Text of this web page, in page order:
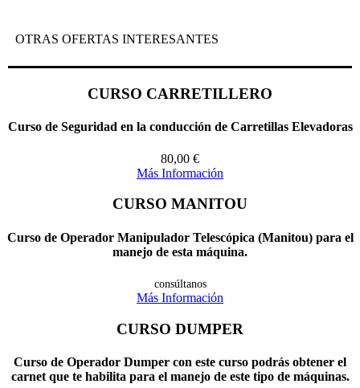
OTRAS OFERTAS INTERESANTES
CURSO CARRETILLERO
Curso de Seguridad en la conducción de Carretillas Elevadoras
80,00 €
Más Información
CURSO MANITOU
Curso de Operador Manipulador Telescópica (Manitou) para el
manejo de esta máquina.
consúltanos
Más Información
CURSO DUMPER
Curso de Operador Dumper con este curso podrás obtener el
carnet que te habilita para el manejo de este tipo de máquinas.